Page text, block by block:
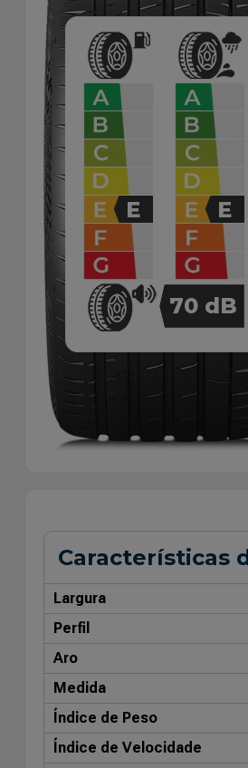
E E
70dB
Características
Largura
Perfil
Aro
Medida
Índice de Peso
Índice de Velocidade